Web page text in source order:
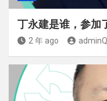
丁永建是谁，参加
2 年 ago adminQ